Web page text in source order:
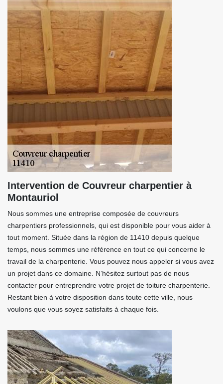
Intervention de Couvreur charpentier à
Montauriol
Nous sommes une entreprise composée de couvreurs
charpentiers professionnels, qui est disponible pour vous aider à
tout moment. Située dans la région de 11410 depuis quelque
temps, nous sommes une référence en tout ce qui concerne le
travail de la charpenterie. Vous pouvez nous appeler si vous avez
un projet dans ce domaine. N’hésitez surtout pas de nous
contacter pour entreprendre votre projet de toiture charpenterie.
Restant bien à votre disposition dans toute cette ville, nous
voulons que vous soyez satisfaits à chaque fois.